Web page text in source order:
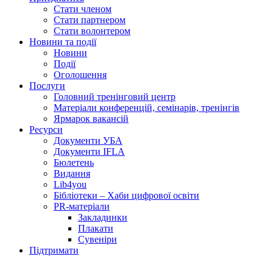
Стати членом
Стати партнером
Стати волонтером
Новини та події
Новини
Події
Оголошення
Послуги
Головний тренінговий центр
Матеріали конференцій, семінарів, тренінгів
Ярмарок вакансій
Ресурси
Документи УБА
Документи IFLA
Бюлетень
Видання
Lib4you
Бібліотеки – Хаби цифрової освіти
PR-матеріали
Закладинки
Плакати
Сувеніри
Підтримати